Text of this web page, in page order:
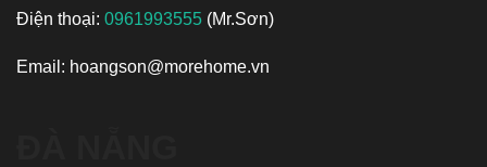
Điện thoại: 0961993555 (Mr.Sơn)
Email: hoangson@morehome.vn